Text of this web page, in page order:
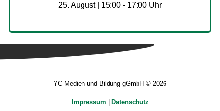
25. August | 15:00 - 17:00
YC Medien und Bildung gGmbH © 2026
Impressum Datenschutz